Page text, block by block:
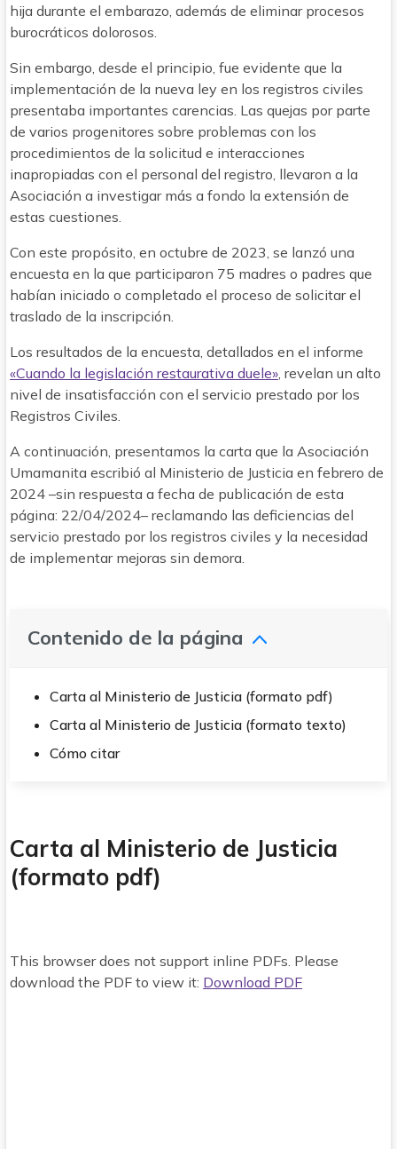
hija durante el embarazo, además de eliminar procesos
burocráticos dolorosos.
Sin embargo, desde el principio, fue evidente que la
implementación de la nueva ley en los registros civiles
presentaba importantes carencias. Las quejas por parte
de varios progenitores sobre problemas con los
procedimientos de la solicitud e interacciones
inapropiadas con el personal del registro, llevaron a la
Asociación a investigar más a fondo la extensión de
estas cuestiones.
Con este propósito, en octubre de 2023, se lanzó una
encuesta en la que participaron 75 madres o padres que
habían iniciado o completado el proceso de solicitar el
traslado de la inscripción.
Los resultados de la encuesta, detallados en el informe
«Cuando la legislación restaurativa duele», revelan un alto
nivel de insatisfacción con el servicio prestado por los
Registros Civiles.
A continuación, presentamos la carta que la Asociación
Umamanita escribió al Ministerio de Justicia en febrero de
2024 –sin respuesta a fecha de publicación de esta
página: 22/04/2024– reclamando las deficiencias del
servicio prestado por los registros civiles y la necesidad
de implementar mejoras sin demora.
Contenido de la página
Carta al Ministerio de Justicia (formato pdf)
Carta al Ministerio de Justicia (formato texto)
Cómo citar
Carta al Ministerio de Justicia
(formato pdf)
This browser does not support inline PDFs. Please
download the PDF to view it: Download PDF